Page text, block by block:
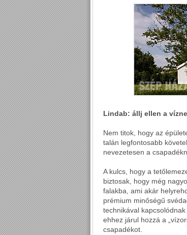
Lindab: állj ellen a
Nem titok, hogy az
talán legfontosabb
nevezetesen a
A kulcs, hogy a
biztosak, hogy még
falakba, ami akár
prémium minőségű
technikával
ehhez járul hozzá a
csapadékot.